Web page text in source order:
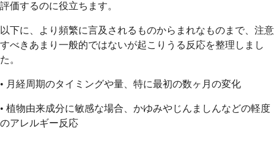
評価するのに役立ちます。
以下に、より頻繁に言及されるものからまれなものまで、注意
すべきあまり一般的ではないが起こりうる反応を整理しまし
た。
• 月経周期のタイミングや量、特に最初の数ヶ月の変化
• 植物由来成分に敏感な場合、かゆみやじんましんなどの軽度
のアレルギー反応